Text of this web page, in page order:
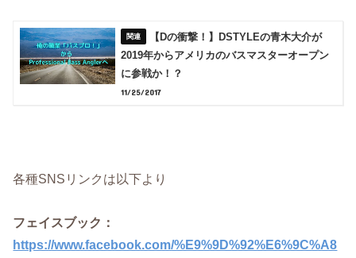
【Dの衝撃！】DSTYLEの青木大介が
2019年からアメリカのバスマスターオープン
に参戦か！？
11/25/2017
各種SNSリンクは以下より
フェイスブック：
https://www.facebook.com/%E9%9D%92%E6%9C%A8